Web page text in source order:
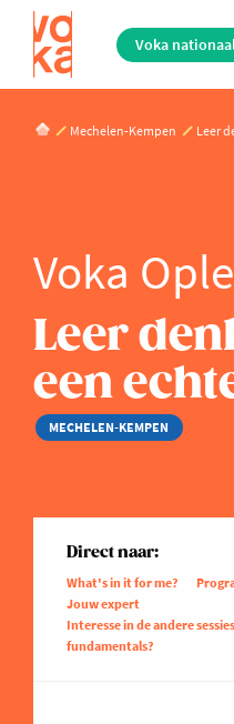
Overslaan
de
inhoud
Mechelen-Kempen Leer
Voka
Leer
een
MECHELEN-KEMPEN
Direct naar:
What's in it for me?
Jouw expert
Interesse in de andere
fundamentals?